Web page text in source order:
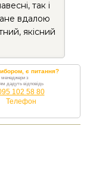
так і
вдалою
якісний
є питання?
менеджери з
дадуть відповідь
102 58 80
Телефон